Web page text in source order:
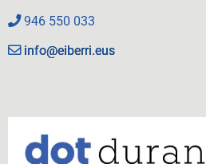
946 550 033
info@eiberri.eus